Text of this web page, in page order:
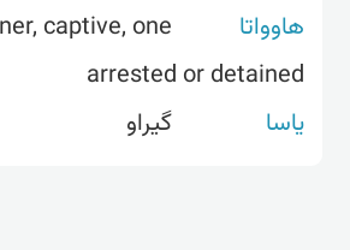
هاوواتا
captive, one
arrested or detained
یاسا
گیراو